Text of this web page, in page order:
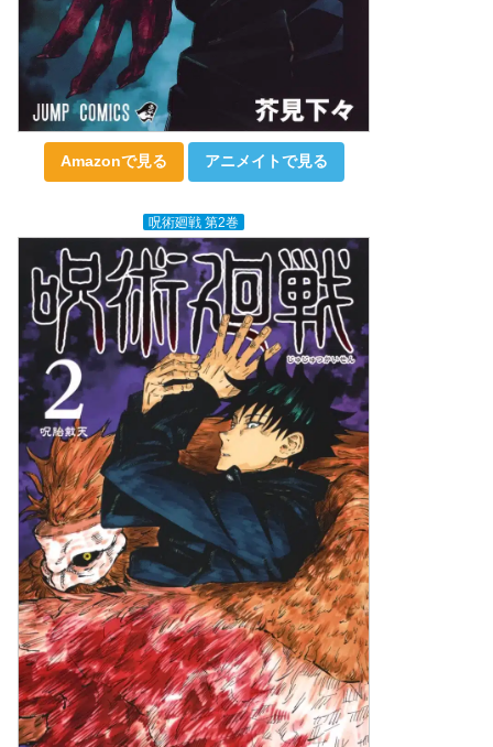
Amazonで見る アニメイトで見る
呪術廻戦 第2巻